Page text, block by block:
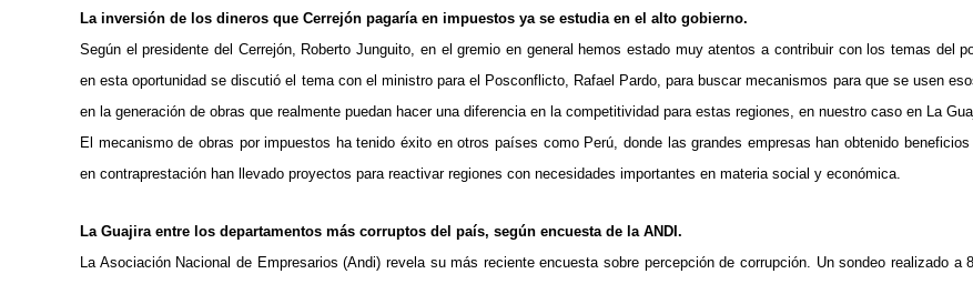
La inversión de los dineros que Cerrejón pagaría en impuestos ya se estudia en el alto gobierno.
Según el presidente del Cerrejón, Roberto Junguito, en el gremio en general hemos estado muy atentos a contribuir con los temas del
en esta oportunidad se discutió el tema con el ministro para el Posconflicto, Rafael Pardo, para buscar mecanismos para que se usen
en la generación de obras que realmente puedan hacer una diferencia en la competitividad para estas regiones, en nuestro caso en La
El mecanismo de obras por impuestos ha tenido éxito en otros países como Perú, donde las grandes empresas han obtenido
en contraprestación han llevado proyectos para reactivar regiones con necesidades importantes en materia social y económica.
La Guajira entre los departamentos más corruptos del país, según encuesta de la ANDI.
La Asociación Nacional de Empresarios (Andi) revela su más reciente encuesta sobre percepción de corrupción. Un sondeo realizado a